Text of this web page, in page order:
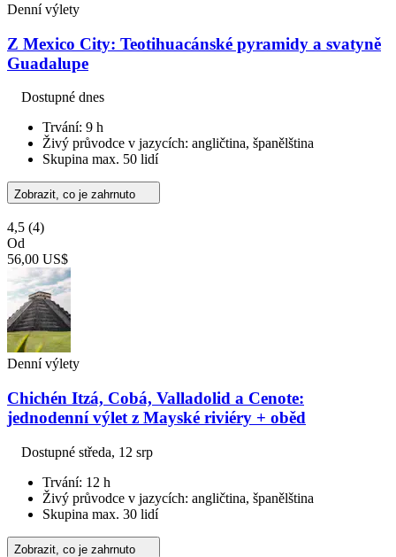
Denní výlety
Z Mexico City: Teotihuacánské pyramidy a svatyně
Guadalupe
Dostupné dnes
Trvání: 9 h
Živý průvodce v jazycích: angličtina, španělština
Skupina max. 50 lidí
Zobrazit, co je zahrnuto
4,5 (4)
Od
56,00 US$
Denní výlety
Chichén Itzá, Cobá, Valladolid a Cenote:
jednodenní výlet z Mayské riviéry + oběd
Dostupné středa, 12 srp
Trvání: 12 h
Živý průvodce v jazycích: angličtina, španělština
Skupina max. 30 lidí
Zobrazit, co je zahrnuto